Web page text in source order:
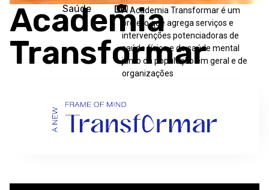
Academia
Transformar
Saúde
A Academia Transformar é um
projeto que agrega serviços e
intervenções potenciadoras de
saúde física e de saúde mental
junto da população em geral e de
organizações